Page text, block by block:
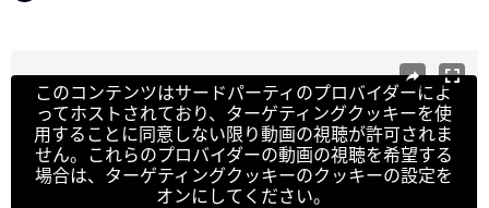
このコンテンツはサードパーティのプロバイダーによ
ってホストされており、ターゲティングクッキーを使
用することに同意しない限り動画の視聴が許可されま
せん。これらのプロバイダーの動画の視聴を希望する
場合は、ターゲティングクッキーのクッキーの設定を
オンにしてください。